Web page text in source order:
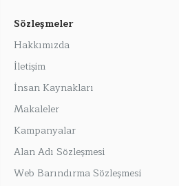
Sözleşmeler
Hakkımızda
İletişim
İnsan Kaynakları
Makaleler
Kampanyalar
Alan Adı Sözleşmesi
Web Barındırma Sözleşmesi